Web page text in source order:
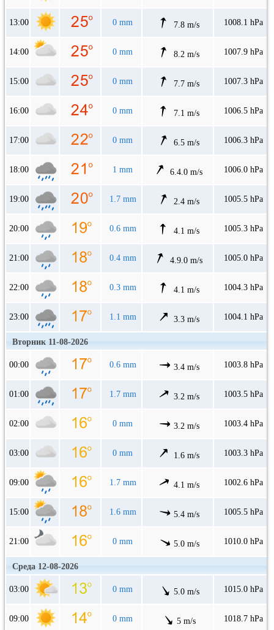
13:00 0 mm 7.8 m/s 1008.1 hPa
14:00 0 mm 8.2 m/s 1007.9 hPa
15:00 0 mm 7.7 m/s 1007.3 hPa
16:00 0 mm 7.1 m/s 1006.5 hPa
17:00 0 mm 6.5 m/s 1006.3 hPa
18:00 1 mm 6.4.0 m/s 1006.0 hPa
19:00 1.7 mm 2.4 m/s 1005.5 hPa
20:00 0.6 mm 4.1 m/s 1005.3 hPa
21:00 0.4 mm 4.9.0 m/s 1005.0 hPa
22:00 0.3 mm 4.1 m/s 1004.3 hPa
23:00 1.1 mm 3.3 m/s 1004.1 hPa
Вторник 11-08-2026
00:00 0.6 mm 3.4 m/s 1003.8 hPa
01:00 1.7 mm 3.2 m/s 1003.5 hPa
02:00 0 mm 3.2 m/s 1003.4 hPa
03:00 0 mm 1.6 m/s 1003.3 hPa
09:00 1.7 mm 4.1 m/s 1002.6 hPa
15:00 1.6 mm 5.4 m/s 1005.5 hPa
21:00 0 mm 5.0 m/s 1010.0 hPa
Среда 12-08-2026
03:00 0 mm 5.0 m/s 1015.0 hPa
09:00 0 mm 5 m/s 1018.7 hPa